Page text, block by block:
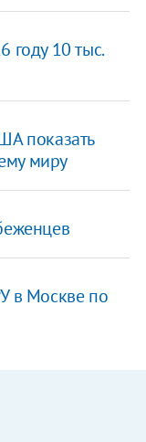
году 10 тыс.
показать
миру
в Москве по